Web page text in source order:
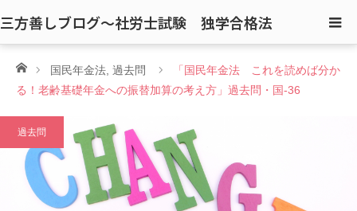
三方善しブログ〜社労士試験 独学合格法
ホーム国民年金法 過去問
「国民年金法 これを読めば分か
る！老齢基礎年金への振替加算の考え方」過去問・国-36
過去問